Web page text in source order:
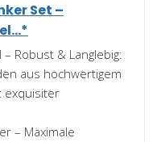
Set –
Robust & Langlebig:
aus hochwertigem
exquisiter
– Maximale